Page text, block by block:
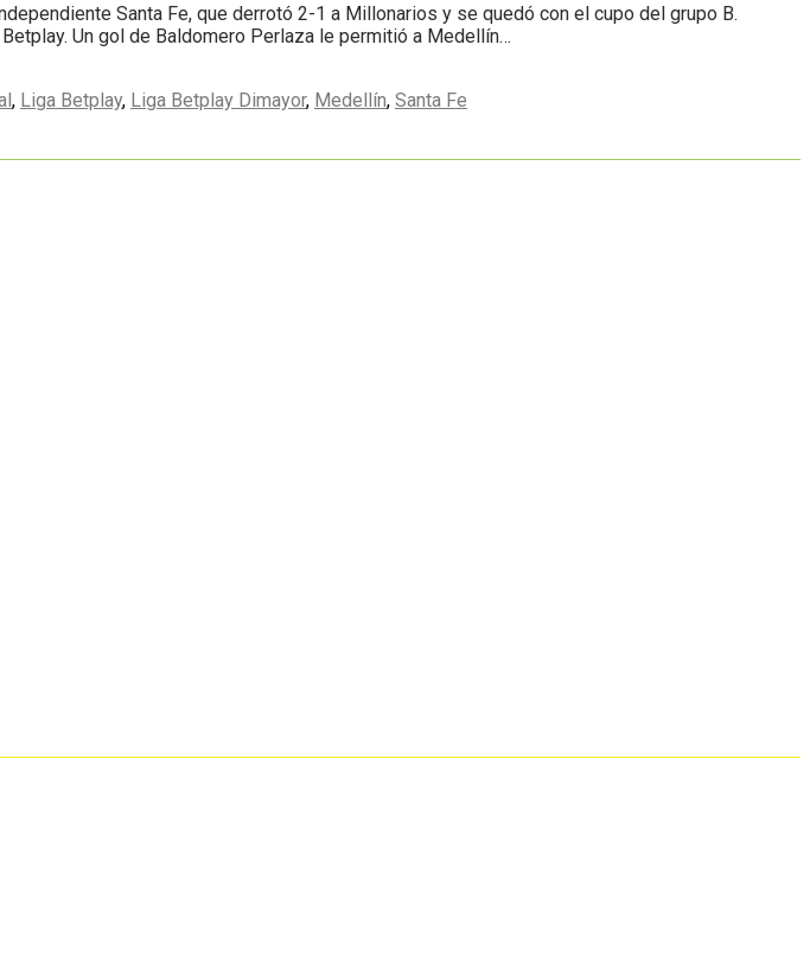
Santa Fe, que derrotó 2-1 a Millonarios y se quedó con el cupo del grupo B.
Un gol de Baldomero Perlaza le permitió a Medellín…
, Liga Betplay, Liga Betplay Dimayor, Medellín, Santa Fe